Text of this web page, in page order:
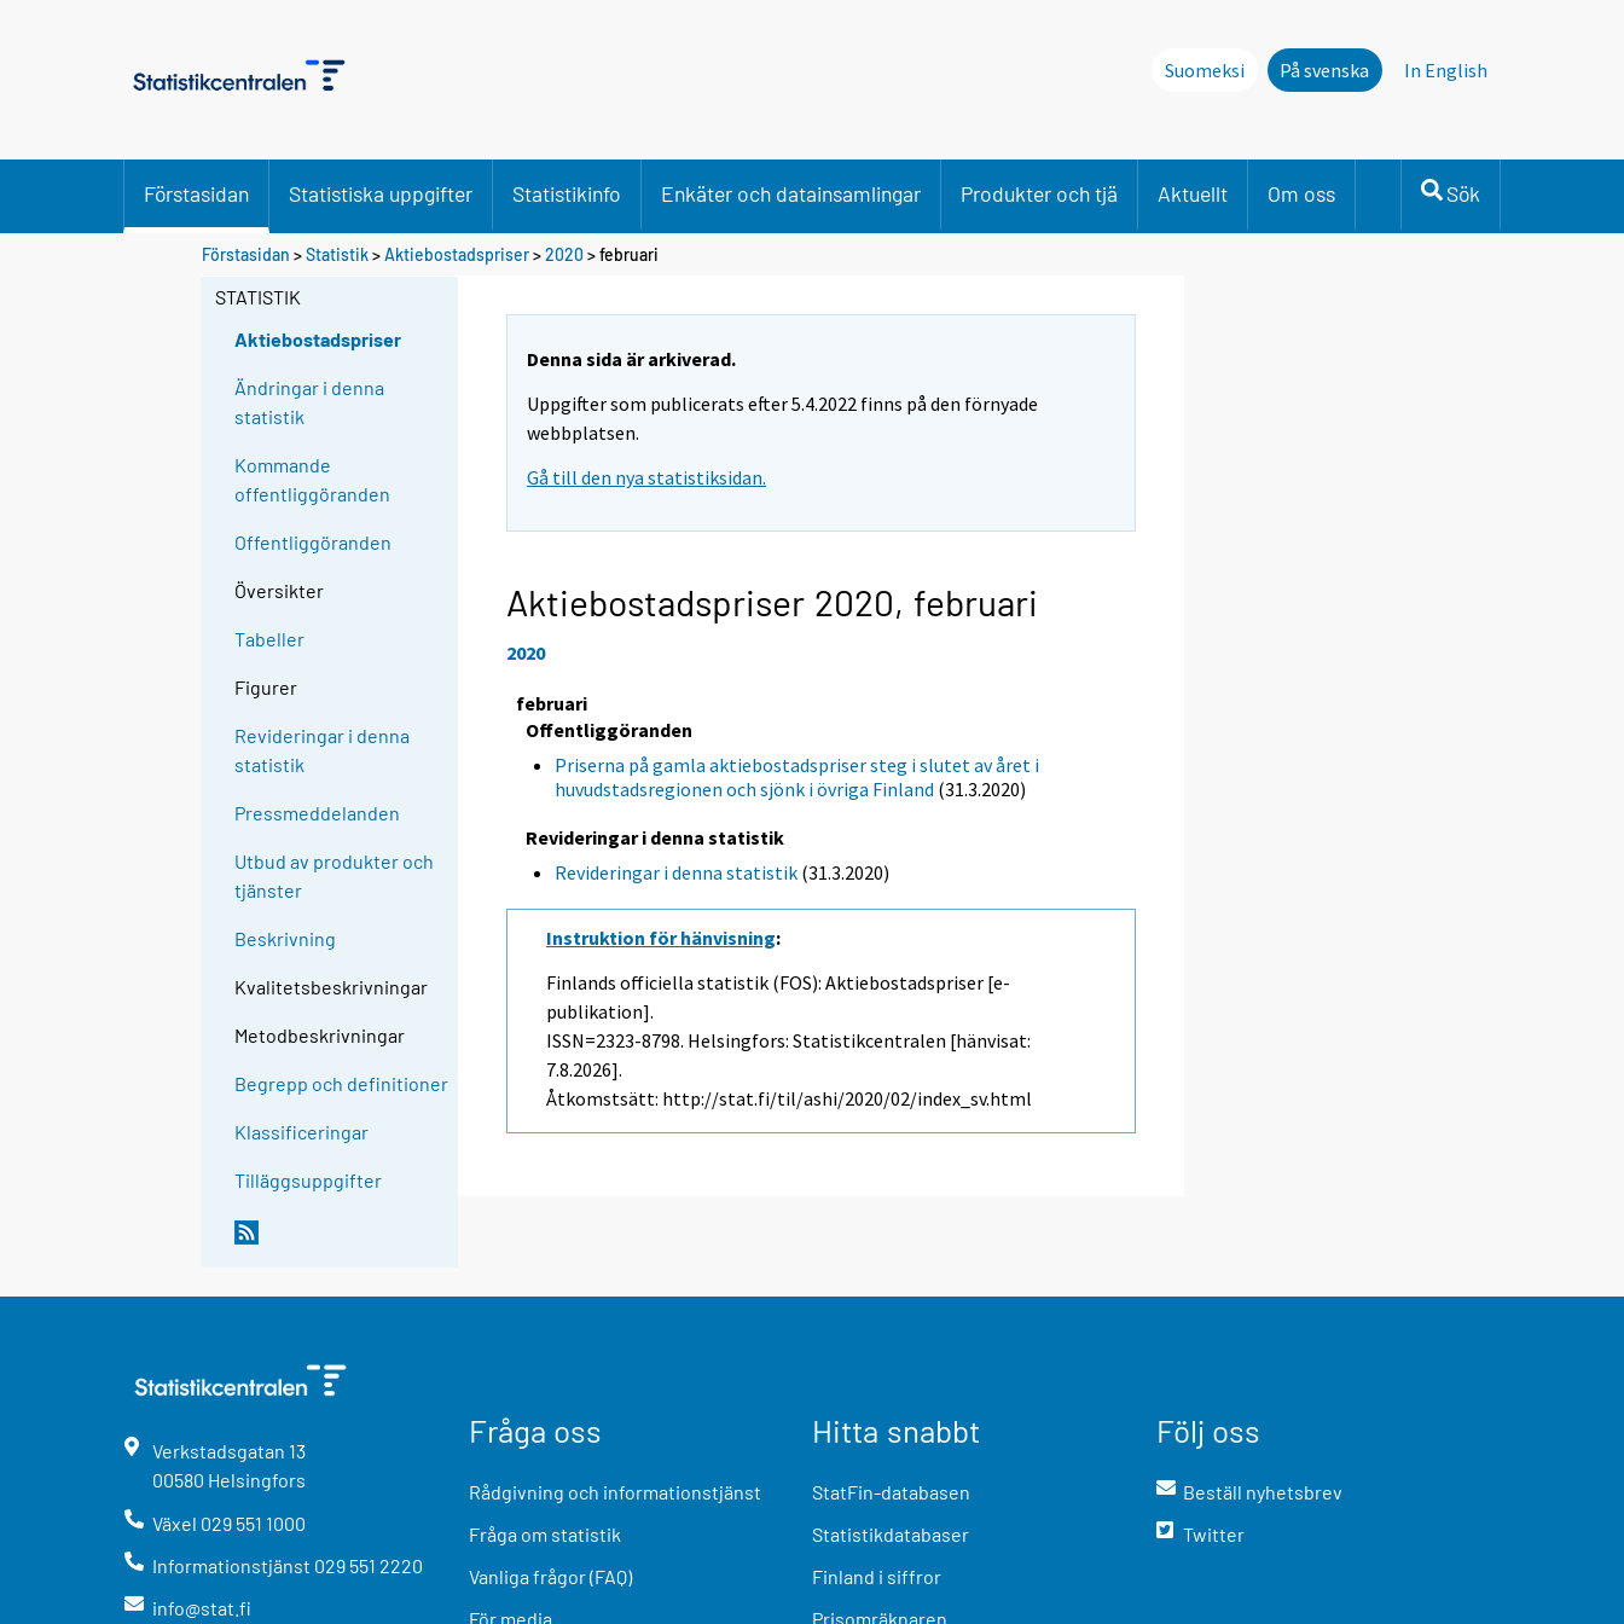
Suomeksi På svenska In English
Förstasidan Statistiska uppgifter Statistikinfo Enkäter och datainsamlingar Produkter och tjä Aktuellt Om oss Sök
Förstasidan >Statistik>Aktiebostadspriser>2020 >februari
STATISTIK
Aktiebostadspriser
Ändringar i denna
statistik
Kommande
offentliggöranden
Offentliggöranden
Översikter
Tabeller
Figurer
Revideringar i denna
statistik
Pressmeddelanden
Utbud av produkter och
tjänster
Beskrivning
Kvalitetsbeskrivningar
Metodbeskrivningar
Begrepp och definitioner
Klassificeringar
Tilläggsuppgifter
Denna sida är arkiverad.
Uppgifter som publicerats efter 5.4.2022 finns på den förnyade
webbplatsen.
Gå till den nya statistiksidan.
Aktiebostadspriser 2020, februari
2020
februari
Offentliggöranden
Priserna på gamla aktiebostadspriser steg i slutet av året i
huvudstadsregionen och sjönk i övriga Finland (31.3.2020)
Revideringar i denna statistik
Revideringar i denna statistik (31.3.2020)
Instruktion för hänvisning:
Finlands officiella statistik (FOS): Aktiebostadspriser [e-
publikation].
ISSN=2323-8798. Helsingfors: Statistikcentralen [hänvisat:
7.8.2026].
Åtkomstsätt: http://stat.fi/til/ashi/2020/02/index_sv.html
Verkstadsgatan 13
00580 Helsingfors
Växel 029 551 1000
Informationstjänst 029 551 2220
info@stat.fi
Fråga oss
Rådgivning och informationstjänst
Fråga om statistik
Vanliga frågor (FAQ)
För media
Hitta snabbt
StatFin-databasen
Statistikdatabaser
Finland i siffror
Prisomräknaren
Följ oss
Beställ nyhetsbrev
Twitter